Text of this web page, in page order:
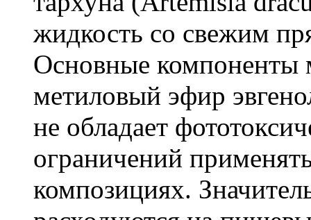
жидкость со свежим
Основные компоненты
метиловый эфир
не обладает
ограничений
композициях.